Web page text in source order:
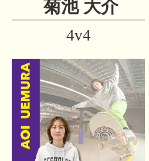
菊池 大介
4v4